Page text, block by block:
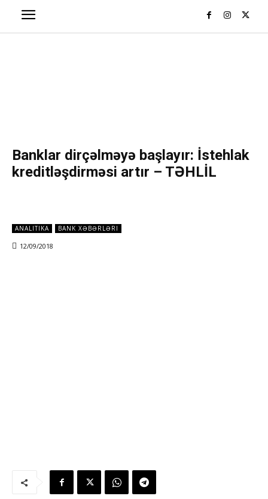
Banklar dirçəlməyə başlayır: İstehlak
kreditləşdirməsi artır – TƏHLİL
ANALITIKA BANK XƏBƏRLƏRI
12/09/2018